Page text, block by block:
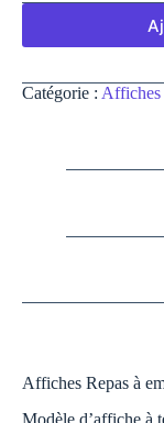
Catégorie : Affiches
Affiches Repas à
Modèle d’affiche à